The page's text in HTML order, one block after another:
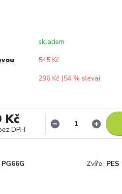
skladem
545 Kč
296 Kč (54 % sleva)
Kč
DPH
PG66G Zvíře: PES